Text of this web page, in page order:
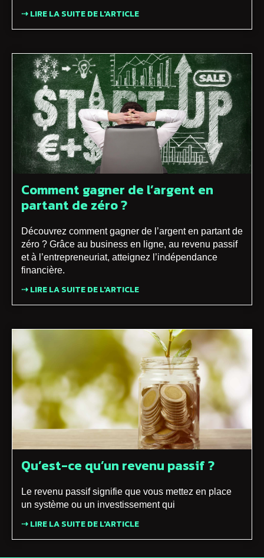
⇢ LIRE LA SUITE DE L'ARTICLE
Comment gagner de l’argent en
partant de zéro ?
Découvrez comment gagner de l’argent en partant de
zéro ? Grâce au business en ligne, au revenu passif
et à l’entrepreneuriat, atteignez l’indépendance
financière.
⇢ LIRE LA SUITE DE L'ARTICLE
Qu’est-ce qu’un revenu passif ?
Le revenu passif signifie que vous mettez en place
un système ou un investissement qui
⇢ LIRE LA SUITE DE L'ARTICLE